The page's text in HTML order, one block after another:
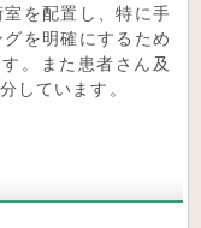
を配置し、特に手
を明確にするため
。また患者さん及
しています。